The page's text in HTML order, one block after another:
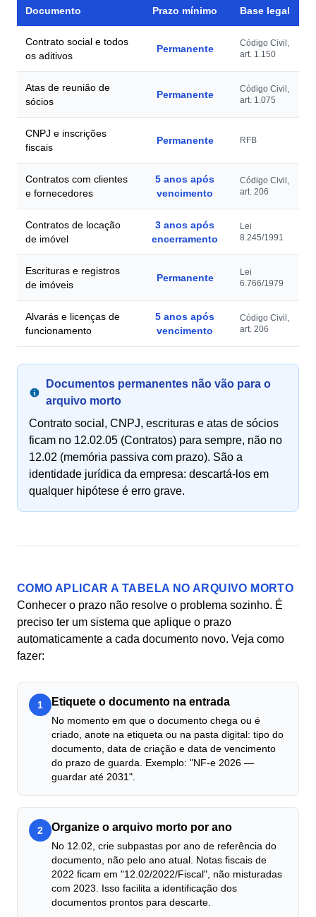
Documento Prazo mínimo Base legal
Contrato social e todos
os aditivos
Permanente
Código Civil,
art. 1.150
Atas de reunião de
sócios
Permanente
Código Civil,
art. 1.075
CNPJ e inscrições
fiscais
Permanente RFB
Contratos com clientes
e fornecedores
5 anos após
vencimento
Código Civil,
art. 206
Contratos de locação
de imóvel
3 anos após
encerramento
Lei
8.245/1991
Escrituras e registros
de imóveis
Permanente
Lei
6.766/1979
Alvarás e licenças de
funcionamento
5 anos após
vencimento
Código Civil,
art. 206
Documentos permanentes não vão para o
arquivo morto
Contrato social, CNPJ, escrituras e atas de sócios
ficam no 12.02.05 (Contratos) para sempre, não no
12.02 (memória passiva com prazo). São a
identidade jurídica da empresa: descartá-los em
qualquer hipótese é erro grave.
COMO APLICAR A TABELA NO ARQUIVO MORTO
Conhecer o prazo não resolve o problema sozinho. É
preciso ter um sistema que aplique o prazo
automaticamente a cada documento novo. Veja como
fazer:
1 Etiquete o documento na entrada
No momento em que o documento chega ou é
criado, anote na etiqueta ou na pasta digital: tipo do
documento, data de criação e data de vencimento
do prazo de guarda. Exemplo: "NF-e 2026 —
guardar até 2031".
2 Organize o arquivo morto por ano
No 12.02, crie subpastas por ano de referência do
documento, não pelo ano atual. Notas fiscais de
2022 ficam em "12.02/2022/Fiscal", não misturadas
com 2023. Isso facilita a identificação dos
documentos prontos para descarte.